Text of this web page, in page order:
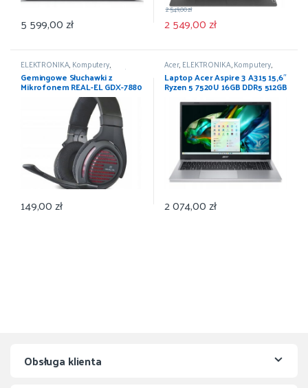
5 599,00zł 2 549,00zł
2 549,00zł
ELEKTRONIKA, Komputery,
Mikrofony i słuchawki,Słuchawki
przewodowe
Gemingowe Słuchawki z
Mikrofonem REAL-EL GDX-7880
149,00zł
Acer, ELEKTRONIKA,Komputery,
Laptopy
Laptop Acer Aspire 3 A315 15,6″
Ryzen 5 7520U 16GB DDR5 512GB
SSD Win11 IPS
2 074,00zł
Obsługa klienta